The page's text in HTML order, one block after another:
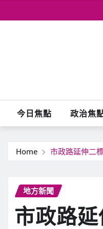
to
今日焦點 政治焦
Home 市政路延伸二
地方新聞
市政路